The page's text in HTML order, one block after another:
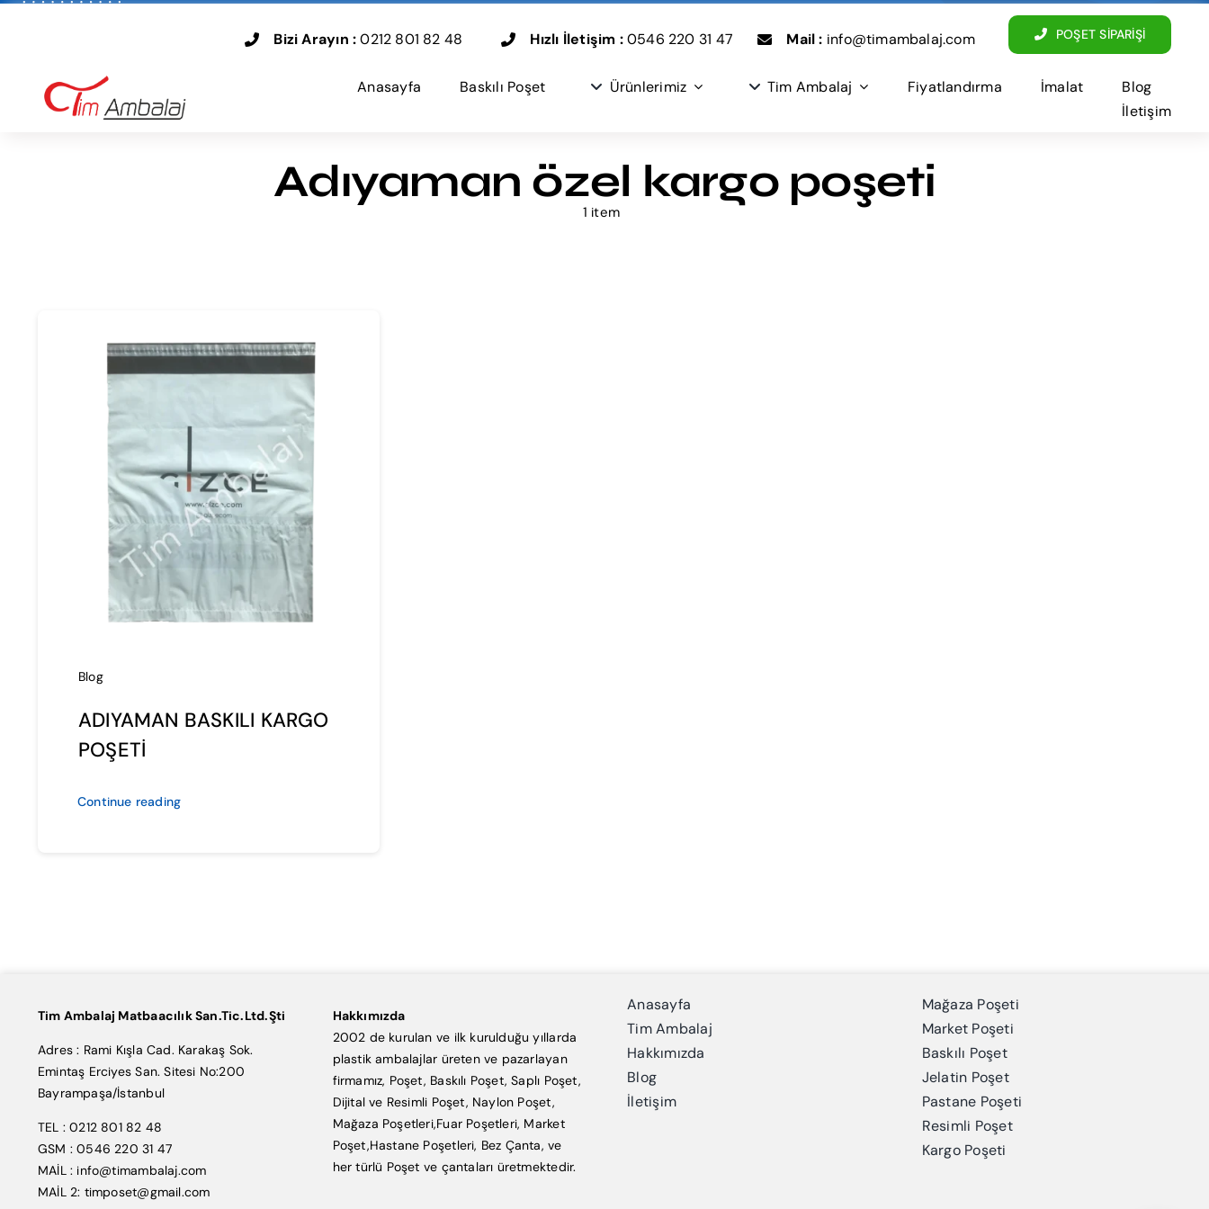
Bizi Arayın :0212 801 82 48 Hızlı İletişim :0546 220 31 47 Mail : info@timambalaj.com POŞET SİPARİŞİ
Anasayfa Baskılı Poşet Ürünlerimiz Tim Ambalaj Fiyatlandırma İmalat
Blog
İletişim
Adıyaman özel kargo poşeti
1 item
Blog
ADIYAMAN BASKILI KARGO
POŞETİ
Continue reading
Tim Ambalaj Matbaacılık San.Tic.Ltd.Şti
Adres : Rami Kışla Cad. Karakaş Sok.
Emintaş Erciyes San. Sitesi No:200
Bayrampaşa/İstanbul
TEL : 0212 801 82 48
GSM : 0546 220 31 47
MAİL : info@timambalaj.com
MAİL 2: timposet@gmail.com
Hakkımızda
2002 de kurulan ve ilk kurulduğu yıllarda
plastik ambalajlar üreten ve pazarlayan
firmamız, Poşet, Baskılı Poşet, Saplı Poşet,
Dijital ve Resimli Poşet, Naylon Poşet,
Mağaza Poşetleri,Fuar Poşetleri, Market
Poşet,Hastane Poşetleri, Bez Çanta, ve
her türlü Poşet ve çantaları üretmektedir.
Anasayfa
Tim Ambalaj
Hakkımızda
Blog
İletişim
Mağaza Poşeti
Market Poşeti
Baskılı Poşet
Jelatin Poşet
Pastane Poşeti
Resimli Poşet
Kargo Poşeti